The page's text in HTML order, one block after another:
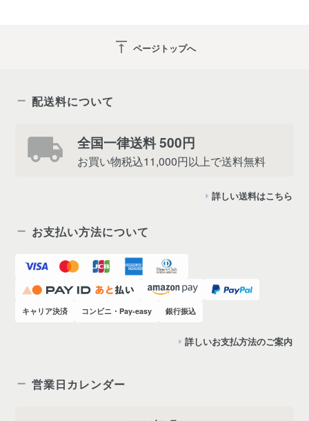
vertical_align_top ページトップへ
配送料について
全国一律送料 500円
お買い物税込11,000円以上で送料無料
詳しい送料はこちら
お支払い方法について
キャリア決済 コンビニ・Pay-easy 銀行振込
詳しいお支払方法のご案内
営業日カレンダー